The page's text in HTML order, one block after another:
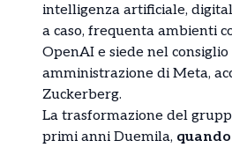
intelligenza artificiale,
a caso, frequenta ambienti
OpenAI e siede nel consiglio
amministrazione di Meta,
Zuckerberg.
La trasformazione del
primi anni Duemila,